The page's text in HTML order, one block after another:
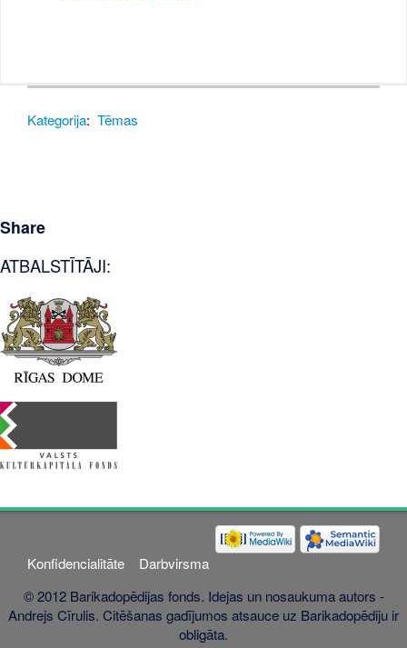
Kategorija: Tēmas
Share
ATBALSTĪTĀJI:
Konfidencialitāte
Darbvirsma
© 2012 Barikadopēdijas fonds. Idejas un nosaukuma autors -
Andrejs Cīrulis. Citēšanas gadījumos atsauce uz Barikadopēdiju ir
obligāta.